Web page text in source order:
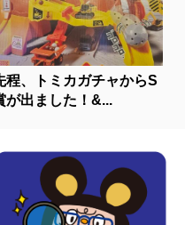
程、トミカガチャからS
が出ました！&...